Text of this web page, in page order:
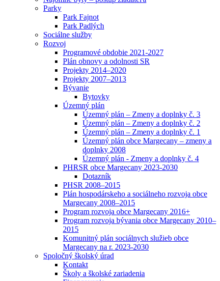
Parky
Park Fajnot
Park Padlých
Sociálne služby
Rozvoj
Programové obdobie 2021-2027
Plán obnovy a odolnosti SR
Projekty 2014–2020
Projekty 2007–2013
Bývanie
Bytovky
Územný plán
Územný plán – Zmeny a doplnky č. 3
Územný plán – Zmeny a doplnky č. 2
Územný plán – Zmeny a doplnky č. 1
Územný plán obce Margecany – zmeny a
doplnky 2008
Územný plán - Zmeny a doplnky č. 4
PHRSR obce Margecany 2023-2030
Dotazník
PHSR 2008–2015
Plán hospodárskeho a sociálneho rozvoja obce
Margecany 2008–2015
Program rozvoja obce Margecany 2016+
Program rozvoja bývania obce Margecany 2010–
2015
Komunitný plán sociálnych služieb obce
Margecany na r. 2023-2030
Spoločný školský úrad
Kontakt
Školy a školské zariadenia